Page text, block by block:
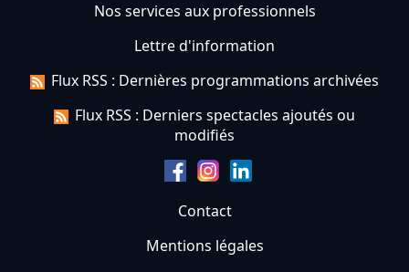
Nos services aux professionnels
Lettre d'information
Flux RSS : Dernières programmations archivées
Flux RSS : Derniers spectacles ajoutés ou
modifiés
Contact
Mentions légales